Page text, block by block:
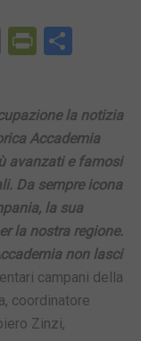
Copy
la notizia
Accademia
avanzati e famosi
Da sempre icona
la sua
la nostra regione.
non lasci
campani della
coordinatore
Zinzi,